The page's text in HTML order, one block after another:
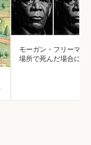
モーガン・フリーマン
場所で死んだ場合に棺